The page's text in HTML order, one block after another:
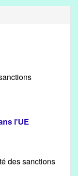
l'UE
des sanctions